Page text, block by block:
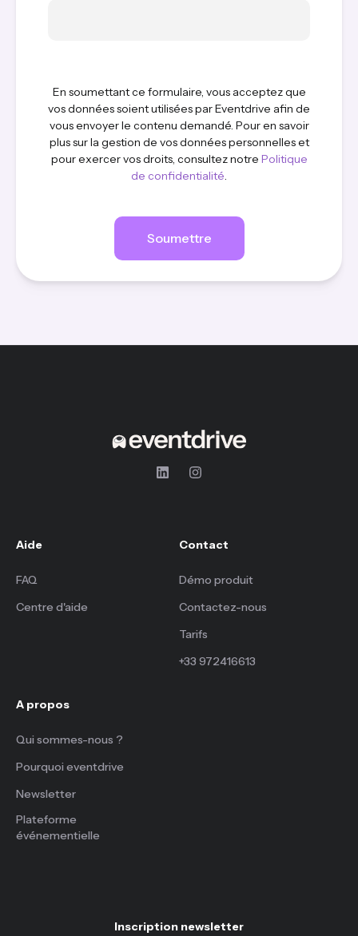
En soumettant ce formulaire, vous acceptez que
vos données soient utilisées par Eventdrive afin de
vous envoyer le contenu demandé. Pour en savoir
plus sur la gestion de vos données personnelles et
pour exercer vos droits, consultez notre Politique
de confidentialité.
Aide
FAQ
Centre d'aide
Contact
Démo produit
Contactez-nous
Tarifs
+33 972416613
A propos
Qui sommes-nous ?
Pourquoi eventdrive
Newsletter
Plateforme
événementielle
Inscription newsletter